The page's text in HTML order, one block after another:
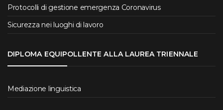
Protocolli di gestione emergenza Coronavirus
Sicurezza nei luoghi di lavoro
DIPLOMA EQUIPOLLENTE ALLA LAUREA TRIENNALE
Mediazione linguistica